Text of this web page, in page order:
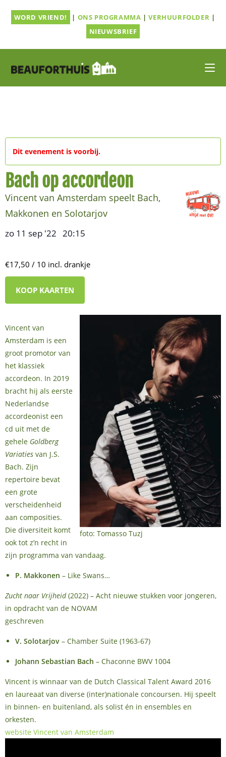
naarWORD VRIEND! | ONS PROGRAMMA |VERHUURFOLDER |
NIEUWSBRIEF
Dit evenement is voorbij.
Bach op accordeon
Vincent van Amsterdam speelt Bach,
Makkonen en Solotarjov
zo 11 sep '22 20:15
€17,50 / 10 incl. drankje
KOOP KAARTEN
foto: Tomasso Tuzj
Vincent van
Amsterdam is een
groot promotor van
het klassiek
accordeon. In 2019
bracht hij als eerste
Nederlandse
accordeonist een
cd uit met de
gehele Goldberg
Variaties van J.S.
Bach. Zijn
repertoire bevat
een grote
verscheidenheid
aan composities.
Die diversiteit komt
ook tot z’n recht in
zijn programma van vandaag.
P. Makkonen – Like Swans…
Zucht naar Vrijheid(2022) – Acht nieuwe stukken voor jongeren,
in opdracht van de NOVAM
geschreven
V. Solotarjov – Chamber Suite (1963-67)
Johann Sebastian Bach – Chaconne BWV 1004
Vincent is winnaar van de Dutch Classical Talent Award 2016
en laureaat van diverse (inter)nationale concoursen. Hij speelt
in binnen- en buitenland, als solist én in ensembles en
orkesten.
website Vincent van Amsterdam